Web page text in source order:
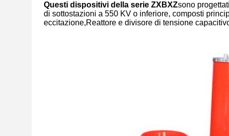
Questi dispositivi della serie ZXBXZsono
di sottostazioni a 550 KV o inferiore, composti
eccitazione,Reattore e divisore di tensione